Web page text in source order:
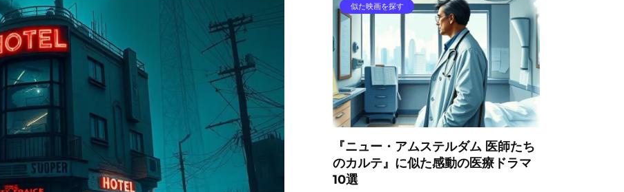
似た映画を探す
『ニュー・アムステルダム 医師たち
のカルテ』に似た感動の医療ドラマ
10選